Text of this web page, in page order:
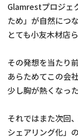
Glamrestプロジェ
ため」が自然につ
とても小友木材店
その発想を当たり
あらためてこの会
少し胸が熱くなっ
それではまた次回
シェアリング化」